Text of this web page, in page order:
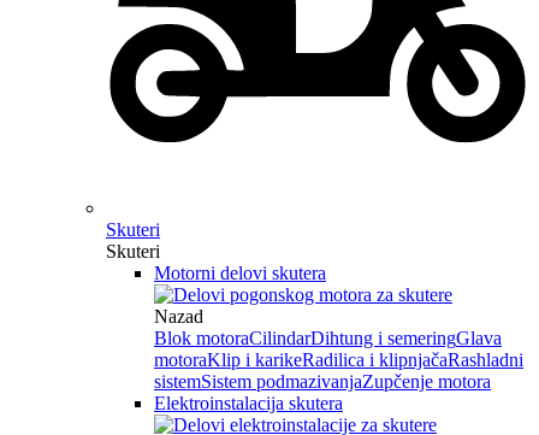
Skuteri
Skuteri
Motorni delovi skutera
Nazad
Blok motoraCilindarDihtung i semeringGlava
motoraKlip i karikeRadilica i klipnjačaRashladni
sistemSistem podmazivanjaZupčenje motora
Elektroinstalacija skutera